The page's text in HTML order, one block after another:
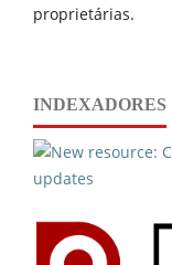
proprietárias.
INDEXADORES